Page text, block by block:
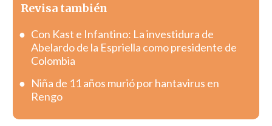
Revisa también
Con Kast e Infantino: La investidura de
Abelardo de la Espriella como presidente de
Colombia
Niña de 11 años murió por hantavirus en
Rengo